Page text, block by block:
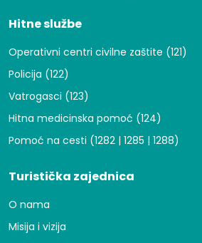
Hitne službe
Operativni centri civilne zaštite (121)
Policija (122)
Vatrogasci (123)
Hitna medicinska pomoć (124)
Pomoć na cesti (1282 | 1285 | 1288)
Turistička zajednica
O nama
Misija i vizija